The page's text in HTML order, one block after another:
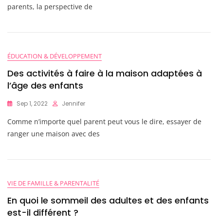
parents, la perspective de
ÉDUCATION & DÉVELOPPEMENT
Des activités à faire à la maison adaptées à
l’âge des enfants
Sep 1, 2022 Jennifer
Comme n’importe quel parent peut vous le dire, essayer de
ranger une maison avec des
VIE DE FAMILLE & PARENTALITÉ
En quoi le sommeil des adultes et des enfants
est-il différent ?